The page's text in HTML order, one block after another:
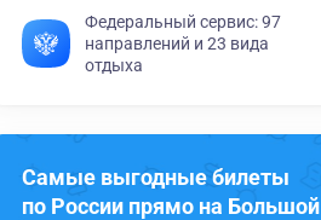
Федеральный сервис: 97
направлений и 23 вида
отдыха
Самые выгодные билеты
по России прямо на Большой